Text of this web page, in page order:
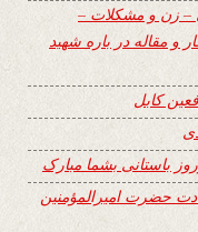
– زن و مشکلات –
و مقاله در باره شهید
کابل
باستانی بشما مبارک
حضرت امیرالمؤمنین